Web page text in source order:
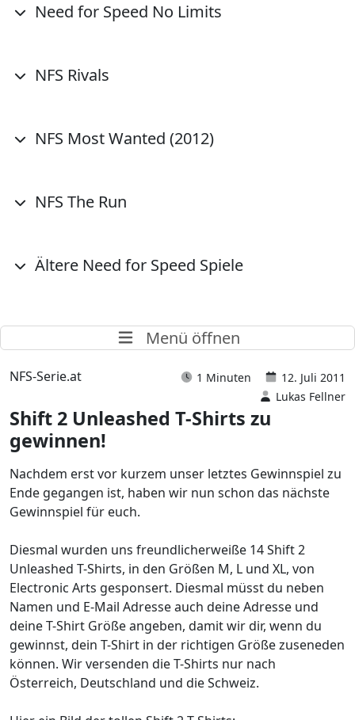
Need for Speed No Limits
NFS Rivals
NFS Most Wanted (2012)
NFS The Run
Ältere Need for Speed Spiele
Menü öffnen
NFS-Serie.at 1 Minuten
12. Juli 2011
Lukas Fellner
Shift 2 Unleashed T-Shirts zu
gewinnen!
Nachdem erst vor kurzem unser letztes Gewinnspiel zu
Ende gegangen ist, haben wir nun schon das nächste
Gewinnspiel für euch.
Diesmal wurden uns freundlicherweiße 14 Shift 2
Unleashed T-Shirts, in den Größen M, L und XL, von
Electronic Arts gesponsert. Diesmal müsst du neben
Namen und E-Mail Adresse auch deine Adresse und
deine T-Shirt Größe angeben, damit wir dir, wenn du
gewinnst, dein T-Shirt in der richtigen Größe zuseneden
können. Wir versenden die T-Shirts nur nach
Österreich, Deutschland und die Schweiz.